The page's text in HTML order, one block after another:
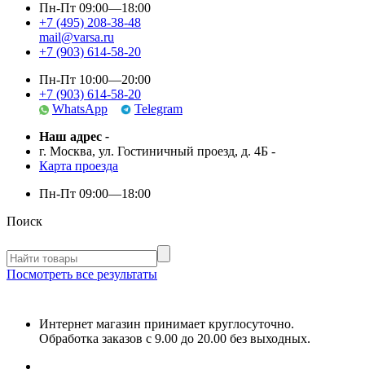
Пн-Пт 09:00—18:00
+7 (495) 208-38-48
mail@varsa.ru
+7 (903) 614-58-20
Пн-Пт 10:00—20:00
+7 (903) 614-58-20
WhatsApp
Telegram
Наш адрес -
г. Москва, ул. Гостиничный проезд, д. 4Б -
Карта проезда
Пн-Пт 09:00—18:00
Поиск
Посмотреть все результаты
Интернет магазин принимает круглосуточно.
Обработка заказов с 9.00 до 20.00 без выходных.